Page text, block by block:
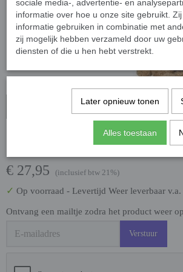
Super premium
€ 27,95 (inclusief btw 21%)
✓ Op voorraad - Levertijd Weer leverbaar v.a.
Ontvang een mailtje zodra het product weer
Verstuur
sociale media-, advertentie- en
informatie over hoe u onze site gebruikt.
informatie gebruiken in combinatie met
zij mogelijk hebben verzameld door uw
diensten of die u hen hebt verstrekt.
Later opnieuw tonen
Alles toestaan